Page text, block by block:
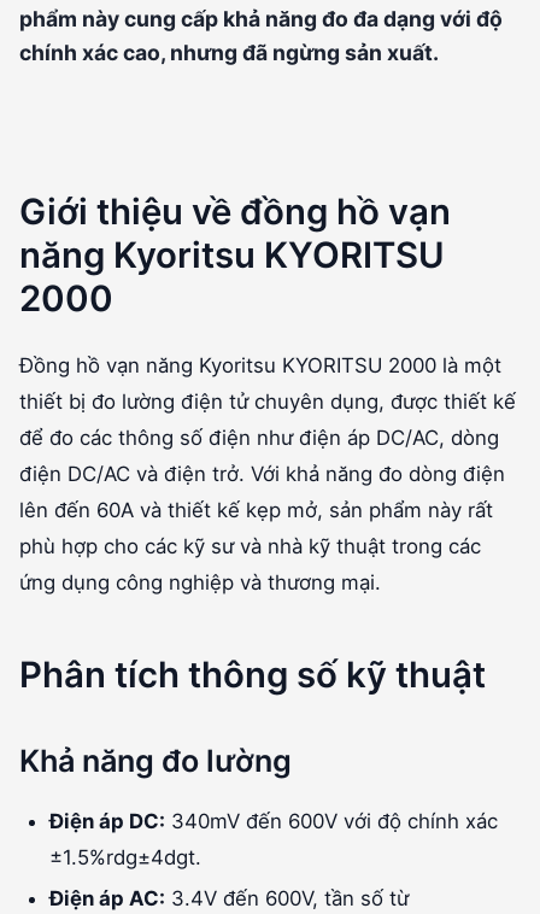
phẩm này cung cấp khả năng đo đa dạng với độ
chính xác cao, nhưng đã ngừng sản xuất.
Giới thiệu về đồng hồ vạn
năng Kyoritsu KYORITSU
2000
Đồng hồ vạn năng Kyoritsu KYORITSU 2000 là một
thiết bị đo lường điện tử chuyên dụng, được thiết kế
để đo các thông số điện như điện áp DC/AC, dòng
điện DC/AC và điện trở. Với khả năng đo dòng điện
lên đến 60A và thiết kế kẹp mở, sản phẩm này rất
phù hợp cho các kỹ sư và nhà kỹ thuật trong các
ứng dụng công nghiệp và thương mại.
Phân tích thông số kỹ thuật
Khả năng đo lường
Điện áp DC: 340mV đến 600V với độ chính xác
±1.5%rdg±4dgt.
Điện áp AC: 3.4V đến 600V, tần số từ